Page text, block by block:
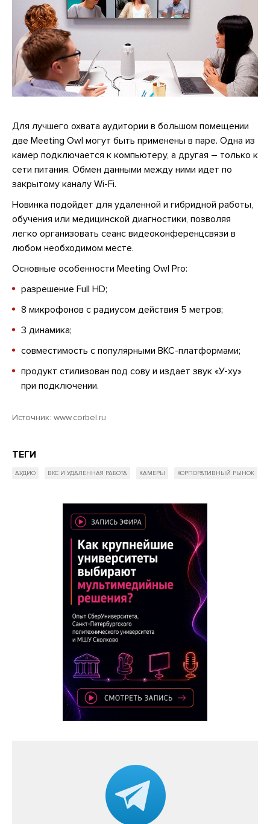
Для лучшего охвата аудитории в большом помещении
две Meeting Owl могут быть применены в паре. Одна из
камер подключается к компьютеру, а другая – только к
сети питания. Обмен данными между ними идет по
закрытому каналу Wi-Fi.
Новинка подойдет для удаленной и гибридной работы,
обучения или медицинской диагностики, позволяя
легко организовать сеанс видеоконференцсвязи в
любом необходимом месте.
Основные особенности Meeting Owl Pro:
разрешение Full HD;
8 микрофонов с радиусом действия 5 метров;
3 динамика;
совместимость с популярными ВКС-платформами;
продукт стилизован под сову и издает звук «У-ху»
при подключении.
Источник: www.corbel.ru
ТЕГИ
АУДИО ВКС И УДАЛЕННАЯ РАБОТА КАМЕРЫ КОРПОРАТИВНЫЙ РЫНОК